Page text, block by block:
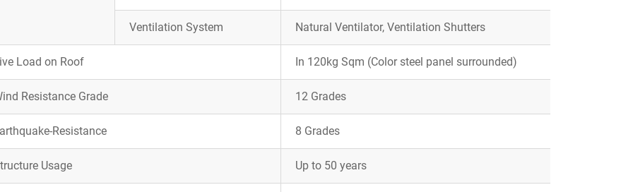
Ventilation System Natural Ventilator, Ventilation Shutters
Load on Roof In 120kg Sqm (Color steel panel surrounded)
Resistance Grade 12 Grades
Resistance 8 Grades
Usage Up to 50 years